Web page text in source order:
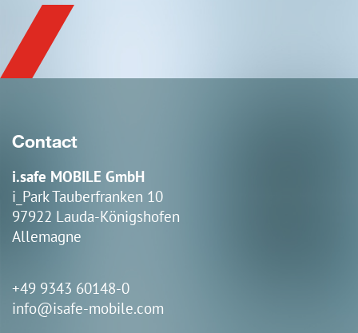
Contact
i.safe MOBILE GmbH
i_Park Tauberfranken 10
97922 Lauda-Königshofen
Allemagne
+49 9343 60148-0
info@isafe-mobile.com